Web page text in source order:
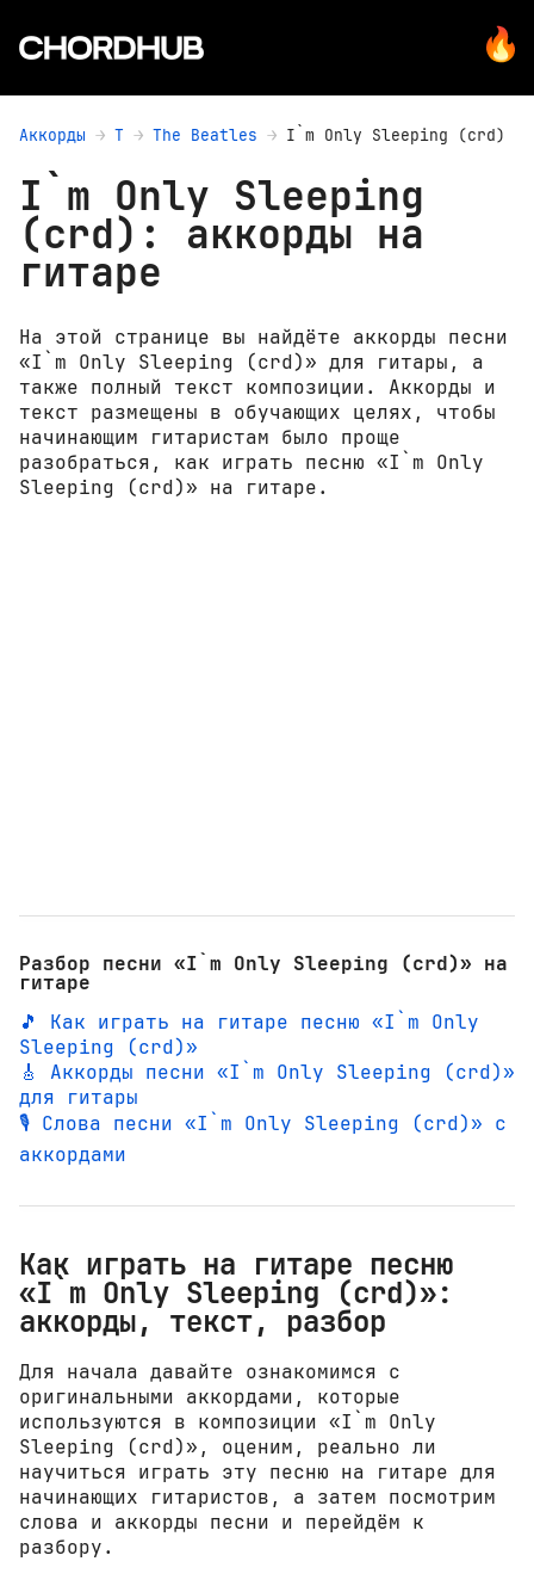
Аккорды T The Beatles I`m Only Sleeping (crd)
I`m Only Sleeping
(crd): аккорды на
гитаре
На этой странице вы найдёте аккорды песни
«I`m Only Sleeping (crd)» для гитары, а
также полный текст композиции. Аккорды и
текст размещены в обучающих целях, чтобы
начинающим гитаристам было проще
разобраться, как играть песню «I`m Only
Sleeping (crd)» на гитаре.
Разбор песни «I`m Only Sleeping (crd)» на
гитаре
🎵 Как играть на гитаре песню «I`m Only
Sleeping (crd)»
🎸 Аккорды песни «I`m Only Sleeping (crd)»
для гитары
🎙️ Слова песни «I`m Only Sleeping (crd)» с
аккордами
Как играть на гитаре песню
«I`m Only Sleeping (crd)»:
аккорды, текст, разбор
Для начала давайте ознакомимся с
оригинальными аккордами, которые
используются в композиции «I`m Only
Sleeping (crd)», оценим, реально ли
научиться играть эту песню на гитаре для
начинающих гитаристов, а затем посмотрим
слова и аккорды песни и перейдём к
разбору.